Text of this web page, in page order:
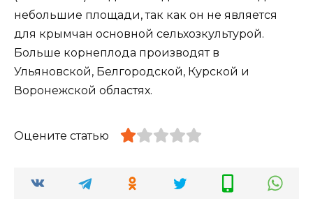
небольшие площади, так как он не является
для крымчан основной сельхозкультурой.
Больше корнеплода производят в
Ульяновской, Белгородской, Курской и
Воронежской областях.
Оцените статью